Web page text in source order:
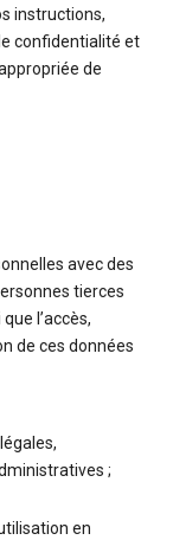
instructions,
confidentialité et
de
avec des
tierces
l’accès,
de ces données
;
en